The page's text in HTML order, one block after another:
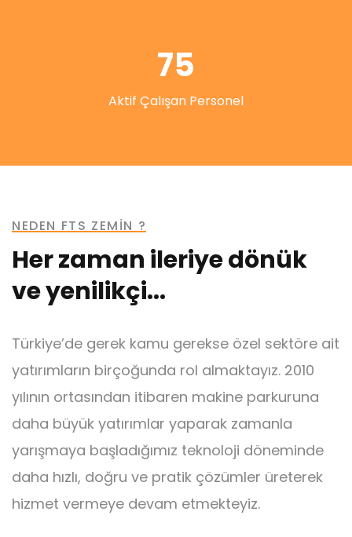
75
Aktif Çalışan Personel
NEDEN FTS ZEMİN ?
Her zaman ileriye dönük
ve yenilikçi...
Türkiye’de gerek kamu gerekse özel sektöre ait
yatırımların birçoğunda rol almaktayız. 2010
yılının ortasından itibaren makine parkuruna
daha büyük yatırımlar yaparak zamanla
yarışmaya başladığımız teknoloji döneminde
daha hızlı, doğru ve pratik çözümler üreterek
hizmet vermeye devam etmekteyiz.